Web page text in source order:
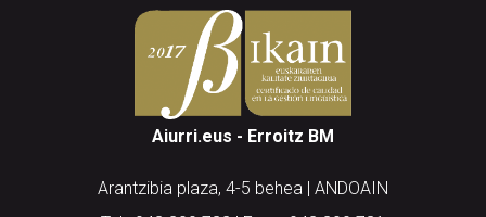
Aiurri.eus - Erroitz BM
Arantzibia plaza, 4-5 behea | ANDOAIN